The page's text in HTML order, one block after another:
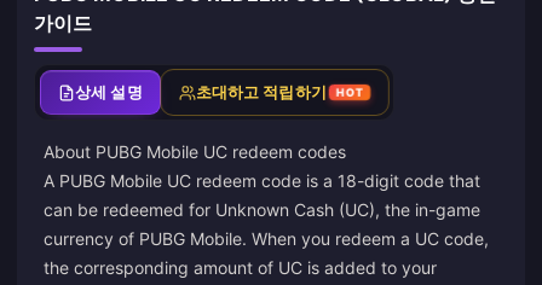
가이드
상세 설명 초대하고 적립하기 HOT
About PUBG Mobile UC redeem codes
A PUBG Mobile UC redeem code is a 18-digit code that
can be redeemed for Unknown Cash (UC), the in-game
currency of PUBG Mobile. When you redeem a UC code,
the corresponding amount of UC is added to your